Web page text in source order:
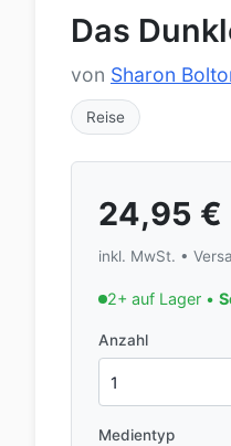
Das
von Sharon
Reise
24,95 €
inkl. MwSt. •
2+ auf Lager •
Anzahl
Medientyp